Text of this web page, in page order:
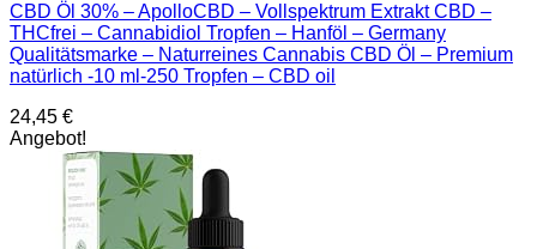
CBD Öl 30% – ApolloCBD – Vollspektrum Extrakt CBD –
THCfrei – Cannabidiol Tropfen – Hanföl – Germany
Qualitätsmarke – Naturreines Cannabis CBD Öl – Premium
natürlich -10 ml-250 Tropfen – CBD oil
24,45 €
Angebot!